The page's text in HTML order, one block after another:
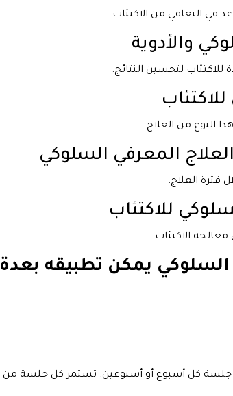
في التعافي من الاكتئاب.
للاكتئاب لتحسين النتائج.
النوع من العلاج.
فترة العلاج.
الاكتئاب.
يمكن تطبيقه بعدة